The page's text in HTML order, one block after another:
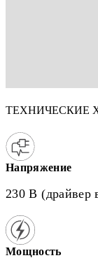
ТЕХНИЧЕСКИЕ
Напряжение
230 В (драйвер
Мощность